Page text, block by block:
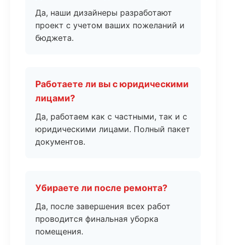
Да, наши дизайнеры разработают
проект с учетом ваших пожеланий и
бюджета.
Работаете ли вы с юридическими
лицами?
Да, работаем как с частными, так и с
юридическими лицами. Полный пакет
документов.
Убираете ли после ремонта?
Да, после завершения всех работ
проводится финальная уборка
помещения.